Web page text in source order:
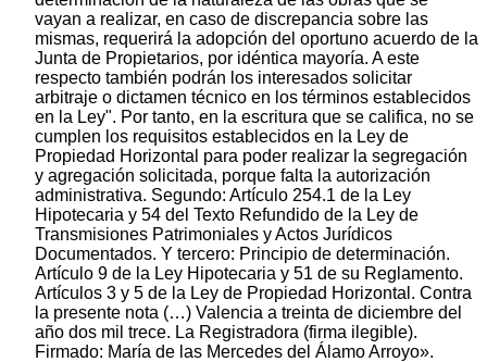
vayan a realizar, en caso de discrepancia sobre las
mismas, requerirá la adopción del oportuno acuerdo de la
Junta de Propietarios, por idéntica mayoría. A este
respecto también podrán los interesados solicitar
arbitraje o dictamen técnico en los términos establecidos
en la Ley". Por tanto, en la escritura que se califica, no se
cumplen los requisitos establecidos en la Ley de
Propiedad Horizontal para poder realizar la segregación
y agregación solicitada, porque falta la autorización
administrativa. Segundo: Artículo 254.1 de la Ley
Hipotecaria y 54 del Texto Refundido de la Ley de
Transmisiones Patrimoniales y Actos Jurídicos
Documentados. Y tercero: Principio de determinación.
Artículo 9 de la Ley Hipotecaria y 51 de su Reglamento.
Artículos 3 y 5 de la Ley de Propiedad Horizontal. Contra
la presente nota (…) Valencia a treinta de diciembre del
año dos mil trece. La Registradora (firma ilegible).
Firmado: María de las Mercedes del Álamo Arroyo».